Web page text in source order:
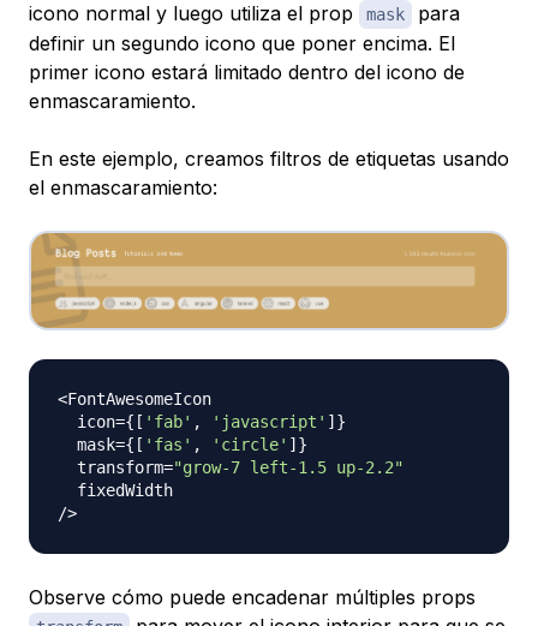
icono normal y luego utiliza el prop
mask
para
definir un segundo icono que poner encima. El
primer icono estará limitado dentro del icono de
enmascaramiento.
En este ejemplo, creamos filtros de etiquetas usando
el enmascaramiento:
<FontAwesomeIcon
  icon
={ [ 'fab' , 'javascript' ] }
  mask
={ [ 'fas' , 'circle' ] }
  transform
="grow-7 left-1.5 up-2.2"
/>
Observe cómo puede encadenar múltiples props